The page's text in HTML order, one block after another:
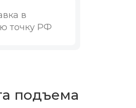
в
точку РФ
подъема